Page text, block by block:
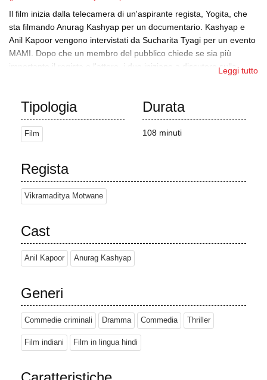
Il film inizia dalla telecamera di un'aspirante regista, Yogita, che
sta filmando Anurag Kashyap per un documentario. Kashyap e
Anil Kapoor vengono intervistati da Sucharita Tyagi per un evento
MAMI. Dopo che un membro del pubblico chiede se sia più
importante il regista o l'attore, i due iniziano a discutere sulla
Questo diventa un grande scandalo per Kashyap, con altre
personalità del cinema che tagliano i ponti con lui e si tirano
indietro dai suoi progetti. Mentre siede nella sua camera da letto
infuriato, Yogita gli dà un'idea.
Più tardi, alla vigilia di Natale e del compleanno di Kapoor,
Kashyap visita il suo set insieme a Yogita e gli propone una nuova
storia su un regista pazzo che rapisce la figlia di un attore
anziano. Kapoor inizialmente non è interessato fino a quando non
Kashyap, che vuole catturare le sue reali reazioni durante la
ricerca. Kashyap gli dice che ha dieci ore di tempo (fino all'alba
del giorno successivo) per trovarla e gli impone quattro regole:
deve rimanere sempre accesa.
Kapoor prova a recarsi alla stazione di polizia, ma Kashyap e
Yogita lo convincono che si tratta solo di una prova per il loro film.
Kapoor non è ancora convinto che Sonam sia stata davvero
Leggi tutto
Tipologia
Film
Durata
108 minuti
Regista
Vikramaditya Motwane
Cast
Anil Kapoor Anurag Kashyap
Generi
Commedie criminali Dramma Commedia Thriller
Film indiani Film in lingua hindi